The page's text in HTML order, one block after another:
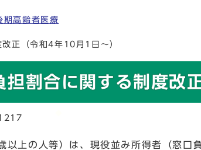
期高齢者医療
正（令和4年10月1日～）
割合に関する制度改
上の人等）は、現役並み所得者（窓口